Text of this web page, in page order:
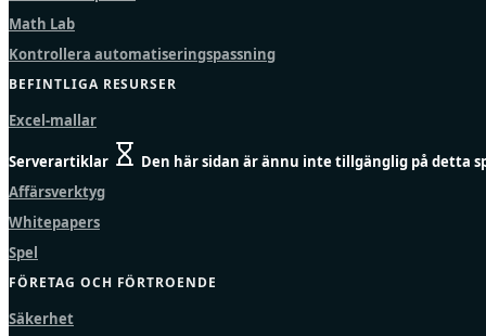
Math Lab
Kontrollera automatiseringspassning
BEFINTLIGA RESURSER
Excel-mallar
Serverartiklar
Den här sidan är ännu inte tillgänglig på detta
Affärsverktyg
Whitepapers
Spel
FÖRETAG OCH FÖRTROENDE
Säkerhet